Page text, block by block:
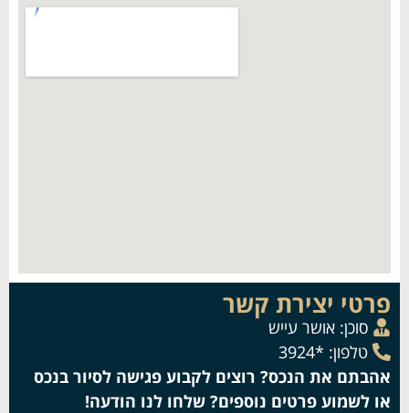
פרטי יצירת קשר
סוכן: אושר עייש
טלפון: *3924
אהבתם את הנכס? רוצים לקבוע פגישה לסיור בנכס
או לשמוע פרטים נוספים? שלחו לנו הודעה!